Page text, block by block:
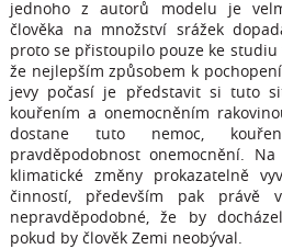
jednoho z autorů modelu je
člověka na množství srážek
proto se přistoupilo pouze ke
že nejlepším způsobem k
jevy počasí je představit si tuto
kouřením a onemocněním
dostane tuto nemoc,
pravděpodobnost onemocnění.
klimatické změny prokazatelně
činností, především pak právě
nepravděpodobné, že by
pokud by člověk Zemi neobýval.